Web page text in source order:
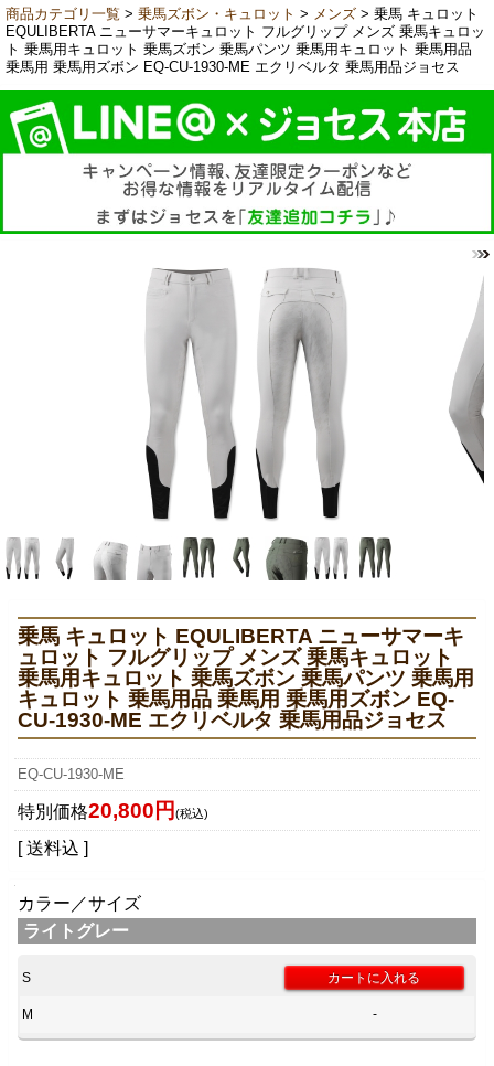
商品カテゴリ一覧 > 乗馬ズボン・キュロット > メンズ > 乗馬 キュロット
EQULIBERTA ニューサマーキュロット フルグリップ メンズ 乗馬キュロッ
ト 乗馬用キュロット 乗馬ズボン 乗馬パンツ 乗馬用キュロット 乗馬用品
乗馬用 乗馬用ズボン EQ-CU-1930-ME エクリベルタ 乗馬用品ジョセス
乗馬 キュロット EQULIBERTA ニューサマーキ
ュロット フルグリップ メンズ 乗馬キュロット
乗馬用キュロット 乗馬ズボン 乗馬パンツ 乗馬用
キュロット 乗馬用品 乗馬用 乗馬用ズボン EQ-
CU-1930-ME エクリベルタ 乗馬用品ジョセス
EQ-CU-1930-ME
特別価格20,800円 (税込)
[ 送料込 ]
カラー／サイズ
ライトグレー
S
M -